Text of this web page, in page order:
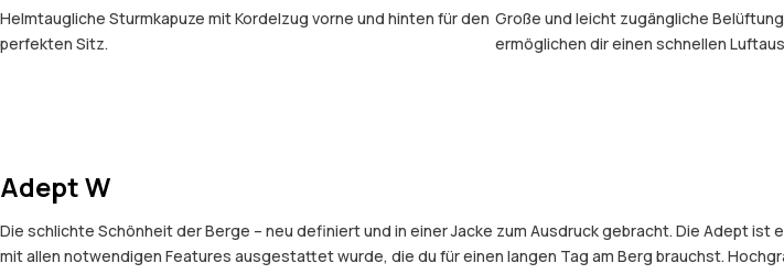
Helmtaugliche Sturmkapuze mit Kordelzug vorne und hinten für den
perfekten Sitz.
Große und leicht zugängliche
ermöglichen dir einen schnellen
Adept W
Die schlichte Schönheit der Berge – neu definiert und in einer Jacke zum Ausdruck gebracht. Die Adept
mit allen notwendigen Features ausgestattet wurde, die du für einen langen Tag am Berg brauchst.